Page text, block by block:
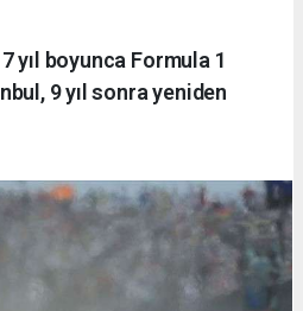
yıl boyunca Formula 1
9 yıl sonra yeniden